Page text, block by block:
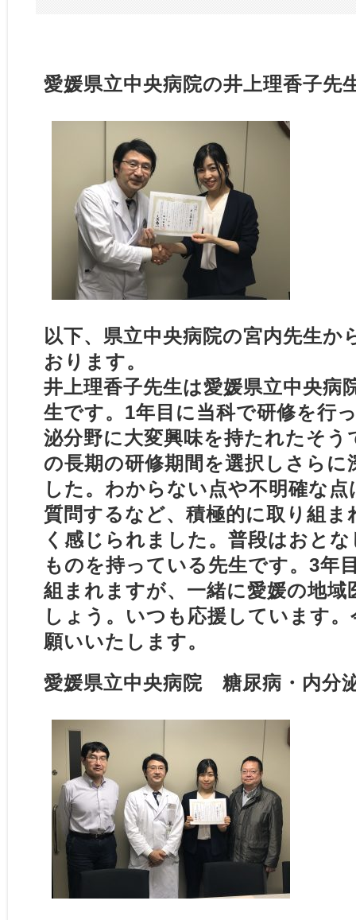
愛媛県立中央病院の井上理香子先
以下、県立中央病院の宮内先生
おります。
井上理香子先生は愛媛県立中央病
生です。1年目に当科で研修を行
泌分野に大変興味を持たれたそう
の長期の研修期間を選択しさら
した。わからない点や不明確な
質問するなど、積極的に取り組ま
く感じられました。普段はおと
ものを持っている先生です。3年
組まれますが、一緒に愛媛の地
しょう。いつも応援しています
願いいたします。
愛媛県立中央病院 糖尿病・内分